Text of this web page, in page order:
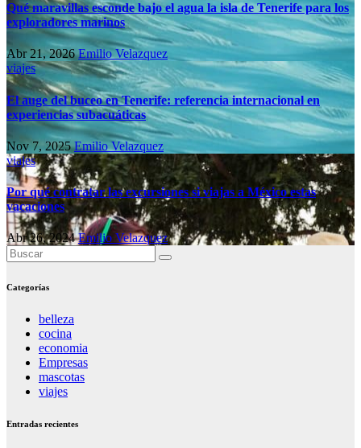
Qué maravillas esconde bajo el agua la isla de Tenerife para los
exploradores marinos
Abr 21, 2026Emilio Velazquez
viajes
El auge del buceo en Tenerife: referencia internacional en
experiencias subacuáticas
Nov 7, 2025Emilio Velazquez
viajes
Por qué contratar las excursiones si viajas a México estas
vacaciones
Abr 26, 2024Emilio Velazquez
Categorías
belleza
cocina
economia
Empresas
mascotas
viajes
Entradas recientes